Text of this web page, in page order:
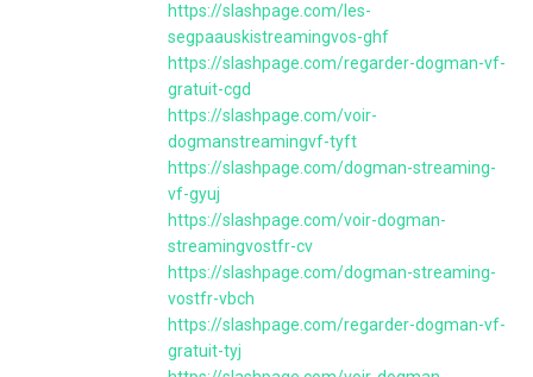
https://slashpage.com/les-
segpaauskistreamingvos-ghf
https://slashpage.com/regarder-dogman-vf-
gratuit-cgd
https://slashpage.com/voir-
dogmanstreamingvf-tyft
https://slashpage.com/dogman-streaming-
vf-gyuj
https://slashpage.com/voir-dogman-
streamingvostfr-cv
https://slashpage.com/dogman-streaming-
vostfr-vbch
https://slashpage.com/regarder-dogman-vf-
gratuit-tyj